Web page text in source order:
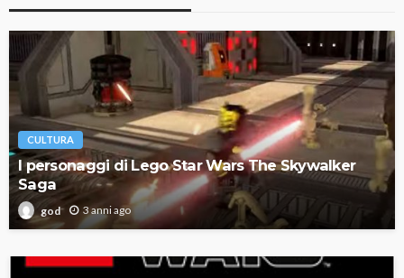
CULTURA
I personaggi di Lego Star Wars The Skywalker
Saga
god 3 anni ago